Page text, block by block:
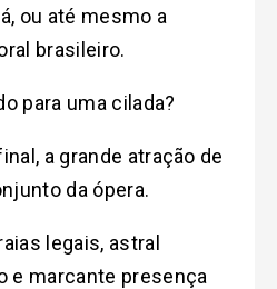
ou até mesmo a
brasileiro.
para uma cilada?
a grande atração de
da ópera.
legais, astral
e marcante presença